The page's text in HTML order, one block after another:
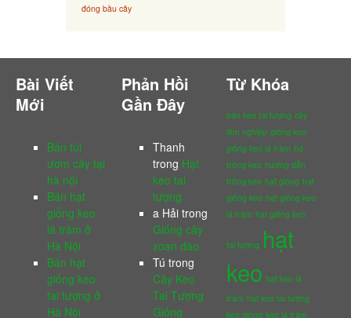
đóng bầu cây
Bài Viết
Mới
Bán túi
ươm cây tại
hà nội
Bán hạt
giống keo
lá tràm ở
Hà Nội
Bán hạt
giống keo
tai tượng ở
Hà Nội
Phản Hồi
Gần Đây
Thanh
trong Hạt
keo tai
tượng
a Hảitrong
Giống cây
xoan đào
Tú trong
Cây Keo
Tai Tượng
Giống
Từ Khóa
bán keo tai tượng cây
lâm nghiệp giống keo
giống keo lá tràm hd
trồng keo hướng dẫn
trồng keo hạt giống hạt
giống keo hạt giống keo
lá tràm hạt giống keo
tai tượng hạt
keo hạt keo lá
tràm hạt keo tai tượng
keo giống keo lá tràm